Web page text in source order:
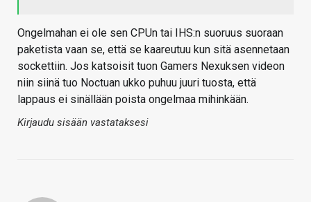
Ongelmahan ei ole sen CPUn tai IHS:n suoruus suoraan
paketista vaan se, että se kaareutuu kun sitä asennetaan
sockettiin. Jos katsoisit tuon Gamers Nexuksen videon
niin siinä tuo Noctuan ukko puhuu juuri tuosta, että
lappaus ei sinällään poista ongelmaa mihinkään.
Kirjaudu sisään vastataksesi